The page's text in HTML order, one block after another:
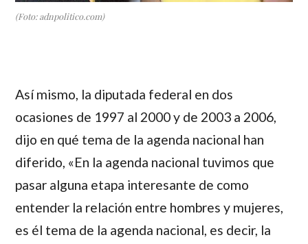
(Foto: adnpolitico.com)
Así mismo, la diputada federal en dos
ocasiones de 1997 al 2000 y de 2003 a 2006,
dijo en qué tema de la agenda nacional han
diferido, «En la agenda nacional tuvimos que
pasar alguna etapa interesante de como
entender la relación entre hombres y mujeres,
es él tema de la agenda nacional, es decir, la